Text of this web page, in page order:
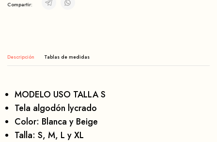
Compartir:
Descripción
MODELO USO TALLA S
Tela algodón lycrado
Color: Blanca y Beige
Talla: S, M, L y XL